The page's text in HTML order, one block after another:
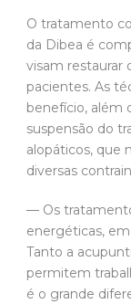
O tratamento
da Dibea é
visam restaurar
pacientes. As
benefício, além
suspensão do
alopáticos, que
diversas
— Os
energéticas,
Tanto a
permitem
é o grande